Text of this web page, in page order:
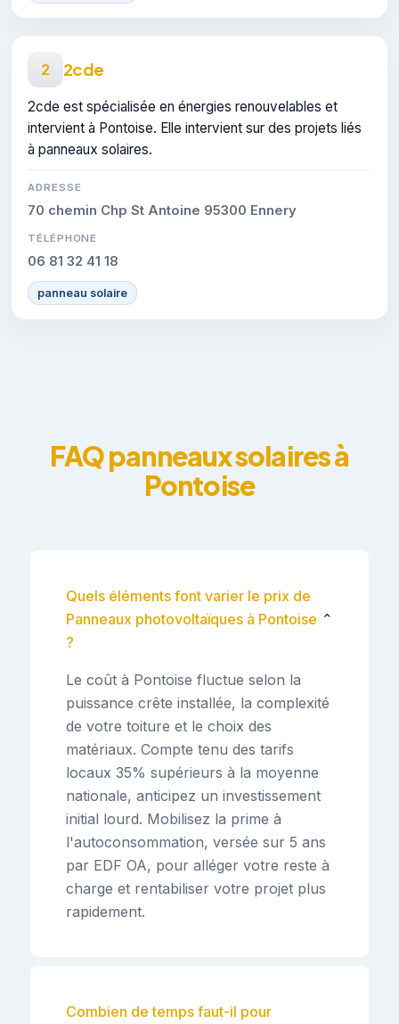
2 2cde
2cde est spécialisée en énergies renouvelables et
intervient à Pontoise. Elle intervient sur des projets liés
à panneaux solaires.
ADRESSE
70 chemin Chp St Antoine 95300 Ennery
TÉLÉPHONE
06 81 32 41 18
panneau solaire
FAQ panneaux solaires à
Pontoise
Quels éléments font varier le prix de
Panneaux photovoltaïques à Pontoise
?
⌄
Le coût à Pontoise fluctue selon la
puissance crête installée, la complexité
de votre toiture et le choix des
matériaux. Compte tenu des tarifs
locaux 35% supérieurs à la moyenne
nationale, anticipez un investissement
initial lourd. Mobilisez la prime à
l'autoconsommation, versée sur 5 ans
par EDF OA, pour alléger votre reste à
charge et rentabiliser votre projet plus
rapidement.
Combien de temps faut-il pour